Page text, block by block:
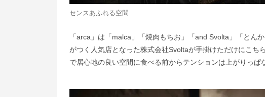
センスあふれる空間
「arca」は「malca」「焼肉もちお」「and Svolta」「とん
がつく人気店となった株式会社Svoltaが手掛けただけにこち
で居心地の良い空間に食べる前からテンションは上がりっぱ